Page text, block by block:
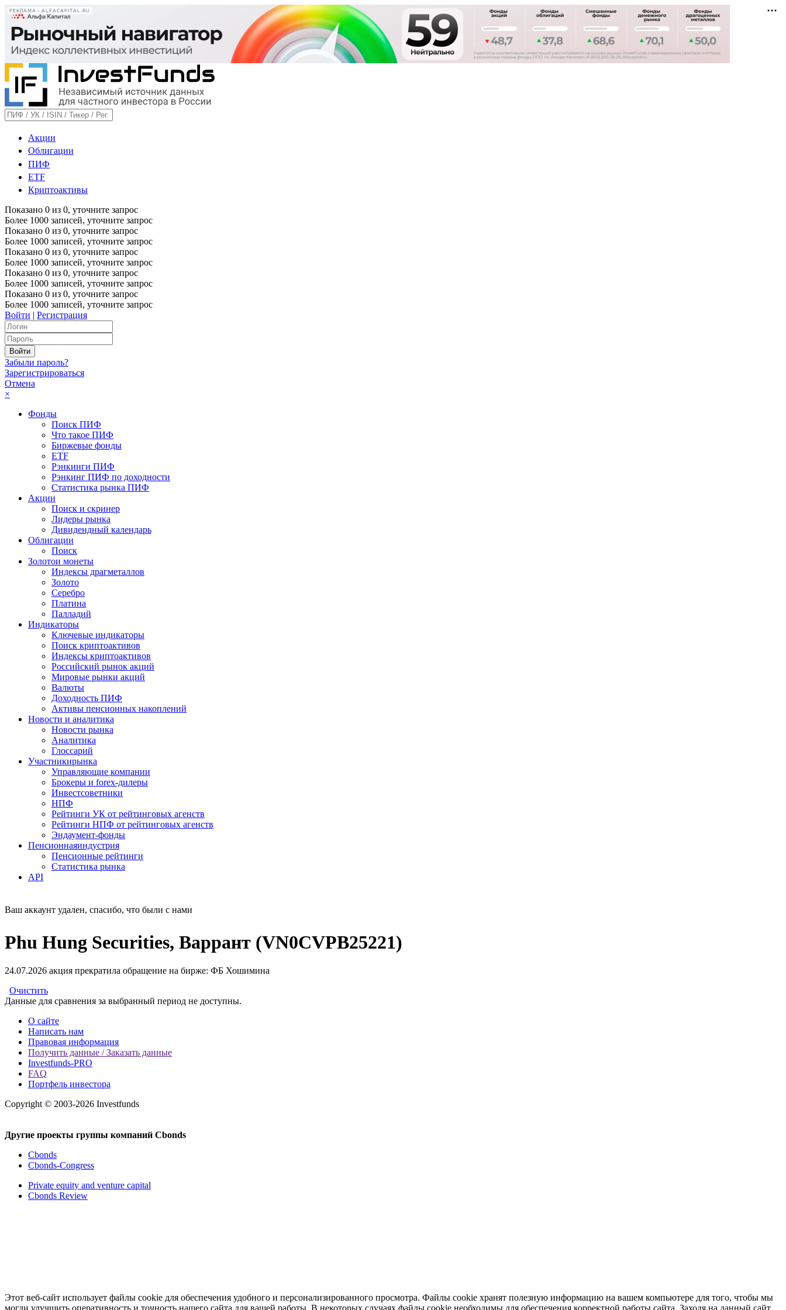
РЕКЛАМА • ALFACAPITAL.RU
Акции
Облигации
ПИФ
ETF
Криптоактивы
Показано 0 из 0, уточните запрос
Более 1000 записей, уточните запрос
Показано 0 из 0, уточните запрос
Более 1000 записей, уточните запрос
Показано 0 из 0, уточните запрос
Более 1000 записей, уточните запрос
Показано 0 из 0, уточните запрос
Более 1000 записей, уточните запрос
Показано 0 из 0, уточните запрос
Более 1000 записей, уточните запрос
Войти | Регистрация
Забыли пароль?
Зарегистрироваться
Отмена
×
Фонды
Поиск ПИФ
Что такое ПИФ
Биржевые фонды
ETF
Рэнкинги ПИФ
Рэнкинг ПИФ по доходности
Статистика рынка ПИФ
Акции
Поиск и скринер
Лидеры рынка
Дивидендный календарь
Облигации
Поиск
Золотои монеты
Индексы драгметаллов
Золото
Серебро
Платина
Палладий
Индикаторы
Ключевые индикаторы
Поиск криптоактивов
Индексы криптоактивов
Российский рынок акций
Мировые рынки акций
Валюты
Доходность ПИФ
Активы пенсионных накоплений
Новости и аналитика
Новости рынка
Аналитика
Глоссарий
Участникирынка
Управляющие компании
Брокеры и forex-дилеры
Инвестсоветники
НПФ
Рейтинги УК от рейтинговых агенств
Рейтинги НПФ от рейтинговых агенств
Эндаумент-фонды
Пенсионнаяиндустрия
Пенсионные рейтинги
Статистика рынка
API
Ваш аккаунт удален, спасибо, что были с нами
Phu Hung Securities, Варрант (VN0CVPB25221)
24.07.2026 акция прекратила обращение на бирже: ФБ Хошимина
Очистить
Данные для сравнения за выбранный период не доступны.
О сайте
Написать нам
Правовая информация
Получить данные / Заказать данные
Investfunds-PRO
FAQ
Портфель инвестора
Copyright © 2003-2026 Investfunds
Другие проекты группы компаний Cbonds
Cbonds
Cbonds-Congress
Private equity and venture capital
Cbonds Review
Этот веб-сайт использует файлы cookie для обеспечения удобного и персонализированного просмотра. Файлы cookie хранят полезную информацию на вашем компьютере для того, чтобы мы